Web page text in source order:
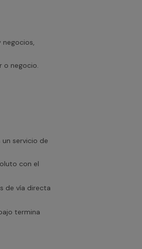
o negocio.
servicio de
con el
de vía directa
termina